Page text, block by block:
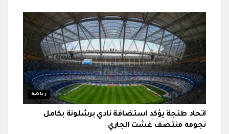
رياضة
اتحاد طنجة يؤكد استضافة نادي برشلونة بكامل
نجومه منتصف غشت الجاري